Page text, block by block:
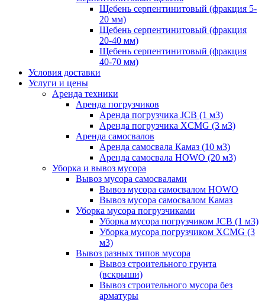
Щебень серпентинитовый (фракция 5-
20 мм)
Щебень серпентинитовый (фракция
20-40 мм)
Щебень серпентинитовый (фракция
40-70 мм)
Условия доставки
Услуги и цены
Аренда техники
Аренда погрузчиков
Аренда погрузчика JCB (1 м3)
Аренда погрузчика XCMG (3 м3)
Аренда самосвалов
Аренда самосвала Камаз (10 м3)
Аренда самосвала HOWO (20 м3)
Уборка и вывоз мусора
Вывоз мусора самосвалами
Вывоз мусора самосвалом HOWO
Вывоз мусора самосвалом Камаз
Уборка мусора погрузчиками
Уборка мусора погрузчиком JCB (1 м3)
Уборка мусора погрузчиком XCMG (3
м3)
Вывоз разных типов мусора
Вывоз строительного грунта
(вскрыши)
Вывоз строительного мусора без
арматуры